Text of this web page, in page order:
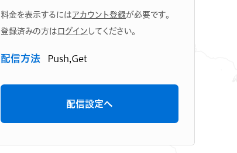
料金を表示するにはアカウント登録が必要です。
登録済みの方はログインしてください。
配信方法 Push,Get
配信設定へ